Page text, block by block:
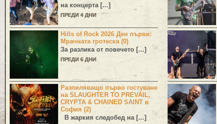
на концерта […]
ПРЕДИ 4 ДНИ
Hills of Rock 2026 Ден първи:
Мрачната гротеска (0)
За разлика от повечето […]
ПРЕДИ 6 ДНИ
Разпиляващо първо гостуване
на SLAUGHTER TO PREVAIL,
CRYPTA & CHAINED SAINT в
София (2)
В жаркия следобед на […]